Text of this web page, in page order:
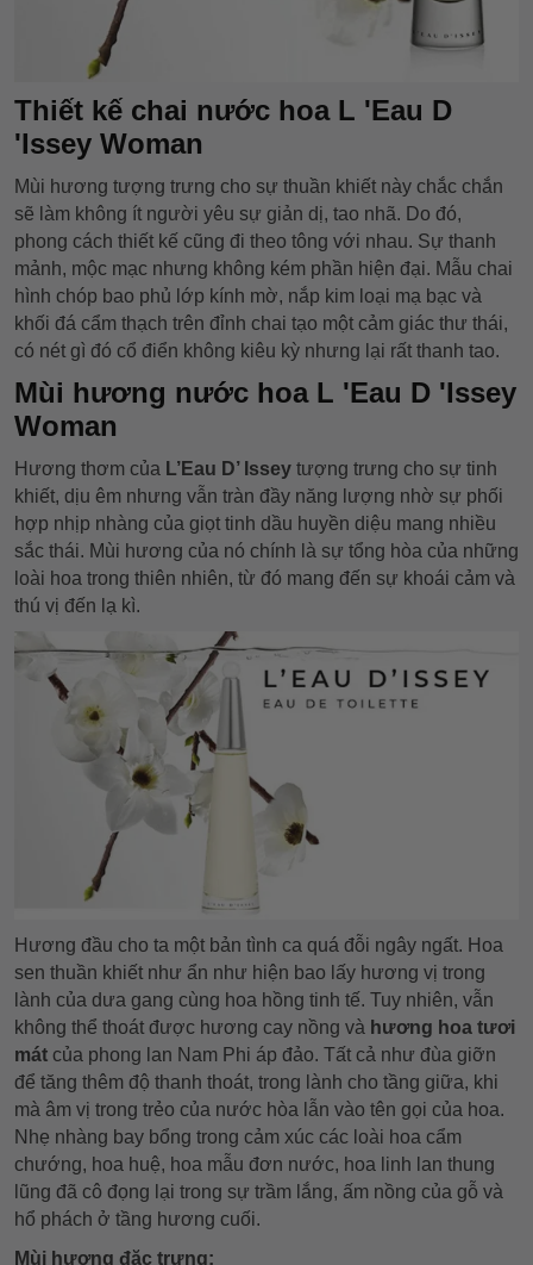
Thiết kế chai nước hoa L 'Eau D
'Issey Woman
Mùi hương tượng trưng cho sự thuần khiết này chắc chắn
sẽ làm không ít người yêu sự giản dị, tao nhã. Do đó,
phong cách thiết kế cũng đi theo tông với nhau. Sự thanh
mảnh, mộc mạc nhưng không kém phần hiện đại. Mẫu chai
hình chóp bao phủ lớp kính mờ, nắp kim loại mạ bạc và
khối đá cẩm thạch trên đỉnh chai tạo một cảm giác thư thái,
có nét gì đó cổ điển không kiêu kỳ nhưng lại rất thanh tao.
Mùi hương nước hoa L 'Eau D 'Issey
Woman
Hương thơm của L’Eau D’ Issey tượng trưng cho sự tinh
khiết, dịu êm nhưng vẫn tràn đầy năng lượng nhờ sự phối
hợp nhịp nhàng của giọt tinh dầu huyền diệu mang nhiều
sắc thái. Mùi hương của nó chính là sự tổng hòa của những
loài hoa trong thiên nhiên, từ đó mang đến sự khoái cảm và
thú vị đến lạ kì.
Hương đầu cho ta một bản tình ca quá đỗi ngây ngất. Hoa
sen thuần khiết như ẩn như hiện bao lấy hương vị trong
lành của dưa gang cùng hoa hồng tinh tế. Tuy nhiên, vẫn
không thể thoát được hương cay nồng và hương hoa tươi
mát của phong lan Nam Phi áp đảo. Tất cả như đùa giỡn
để tăng thêm độ thanh thoát, trong lành cho tầng giữa, khi
mà âm vị trong trẻo của nước hòa lẫn vào tên gọi của hoa.
Nhẹ nhàng bay bổng trong cảm xúc các loài hoa cẩm
chướng, hoa huệ, hoa mẫu đơn nước, hoa linh lan thung
lũng đã cô đọng lại trong sự trầm lắng, ấm nồng của gỗ và
hổ phách ở tầng hương cuối.
Mùi hương đặc trưng: